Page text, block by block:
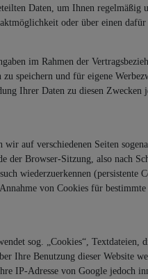
Daten, um Ihnen regelmäßig
oder über einen
im Rahmen der
speichern und für eigene
Ihrer Daten zu diesen
auf verschiedenen Seiten
Browser-Sitzung, also nach
wiederzuerkennen (persistente
von Cookies für
sog. „Cookies“, Textdateien,
Ihre Benutzung dieser Website
IP-Adresse von Google jedoch